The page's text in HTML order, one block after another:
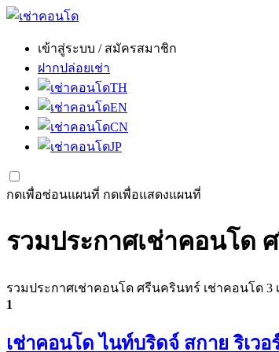
เข้าสู่ระบบ / สมัครสมาชิก
ฝากปล่อยเช่า
TH
EN
CN
JP
กดเพื่อซ่อนแผนที่ กดเพื่อแสดงแผนที่
รวมประกาศเช่าคอนโด
รวมประกาศเช่าคอนโด ศรีนครินทร์ เช่าคอนโด 3
1
เช่าคอนโด ไนท์บริดจ์ สกาย ริเวอ